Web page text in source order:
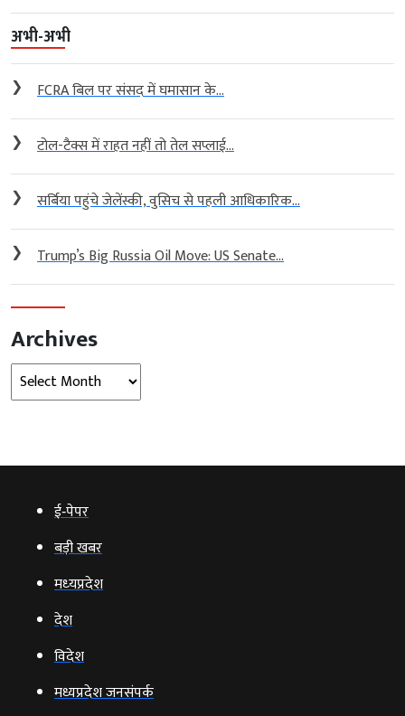
अभी-अभी
❯ FCRA बिल पर संसद में घमासान के...
❯ टोल-टैक्स में राहत नहीं तो तेल सप्लाई...
❯ सर्बिया पहुंचे जेलेंस्की, वुसिच से पहली आधिकारिक...
❯ Trump’s Big Russia Oil Move: US Senate...
Archives
Archives
ई‑पेपर
बड़ी खबर
मध्‍यप्रदेश
देश
विदेश
मध्यप्रदेश जनसंपर्क